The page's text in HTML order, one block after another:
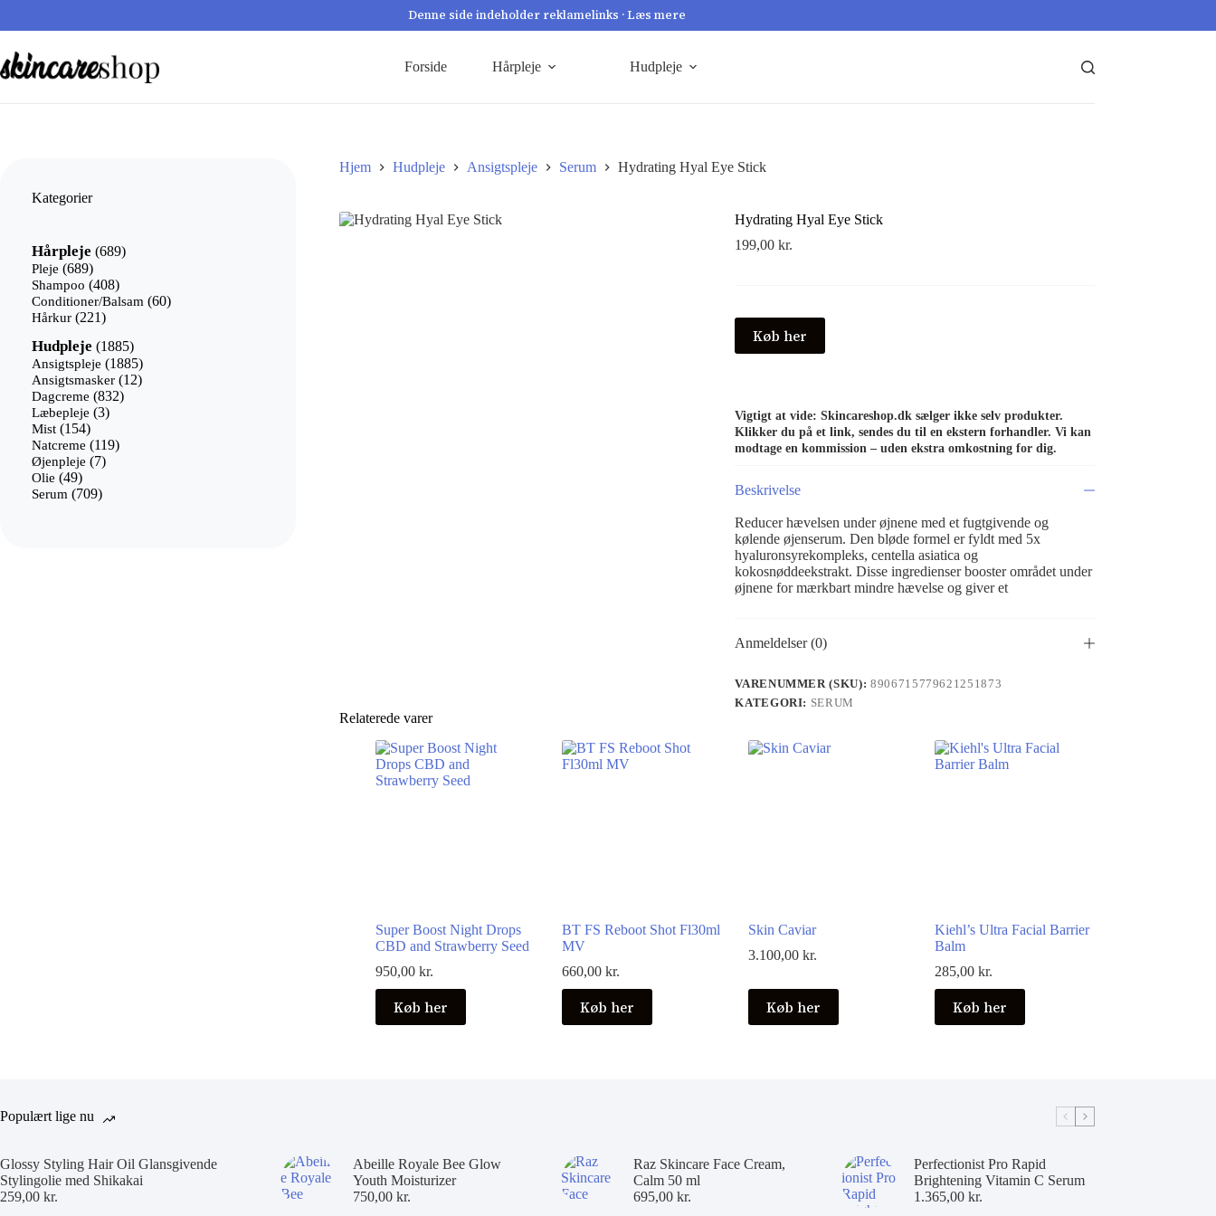
Denne side indeholder reklamelinks · Læs mere
Forside Hårpleje Hudpleje
Hjem Hudpleje Ansigtspleje Serum Hydrating Hyal Eye Stick
Hydrating Hyal Eye Stick
199,00kr.
Køb her
Vigtigt at vide: Skincareshop.dk sælger ikke selv produkter.
Klikker du på et link, sendes du til en ekstern forhandler. Vi kan
modtage en kommission – uden ekstra omkostning for dig.
Beskrivelse
Reducer hævelsen under øjnene med et fugtgivende og
kølende øjenserum. Den bløde formel er fyldt med 5x
hyaluronsyrekompleks, centella asiatica og
kokosnøddeekstrakt. Disse ingredienser booster området under
øjnene for mærkbart mindre hævelse og giver et
Anmeldelser (0)
VARENUMMER (SKU): 8906715779621251873
KATEGORI: SERUM
Relaterede varer
Super Boost Night Drops
CBD and Strawberry Seed
950,00 kr.
Køb her
BT FS Reboot Shot Fl30ml
MV
660,00kr.
Køb her
Skin Caviar
3.100,00kr.
Køb her
Kiehl’s Ultra Facial Barrier
Balm
285,00kr.
Køb her
Kategorier
Hårpleje 689689
Pleje 689689
varer
Shampoo 408408
varer
Conditioner/Balsam 6060
Hårkur 221221
Hudpleje 18851885
varer
Ansigtspleje 18851885
varer
Ansigtsmasker 1212
Dagcreme 832832
Læbepleje 33
Mist 154154
varer
Natcreme 119119
Øjenpleje 77
Olie 4949
varer
Serum 709709
Populært lige nu
Glossy Styling Hair Oil Glansgivende
Stylingolie med Shikakai
259,00 kr.
Abeille Royale Bee Glow
Youth Moisturizer
750,00 kr.
Raz Skincare Face Cream,
Calm 50 ml
695,00 kr.
Perfectionist Pro Rapid
Brightening Vitamin C Serum
1.365,00 kr.